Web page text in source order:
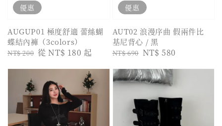
優惠
AUGUP01 極度舒適 蕾絲蝴
蝶結內褲（3colors）
Regular
NT$ 200 Sale
從 NT$ 180 起
優惠
AUT02 浪漫序曲 假兩件比
基尼背心 / 黑
Regular
NT$ 690 Sale
NT$ 580